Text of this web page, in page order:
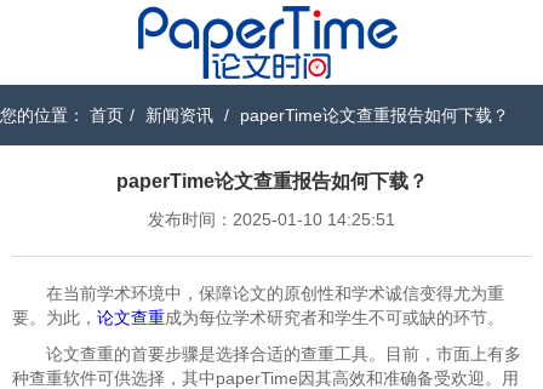
您的位置： 首页 / 新闻资讯 / paperTime论文查重报告如何下载？
paperTime论文查重报告如何下载？
发布时间：2025-01-10 14:25:51
在当前学术环境中，保障论文的原创性和学术诚信变得尤为重
要。为此， 论文查重成为每位学术研究者和学生不可或缺的环节。
论文查重的首要步骤是选择合适的查重工具。目前，市面上有多
种查重软件可供选择，其中paperTime因其高效和准确备受欢迎。用